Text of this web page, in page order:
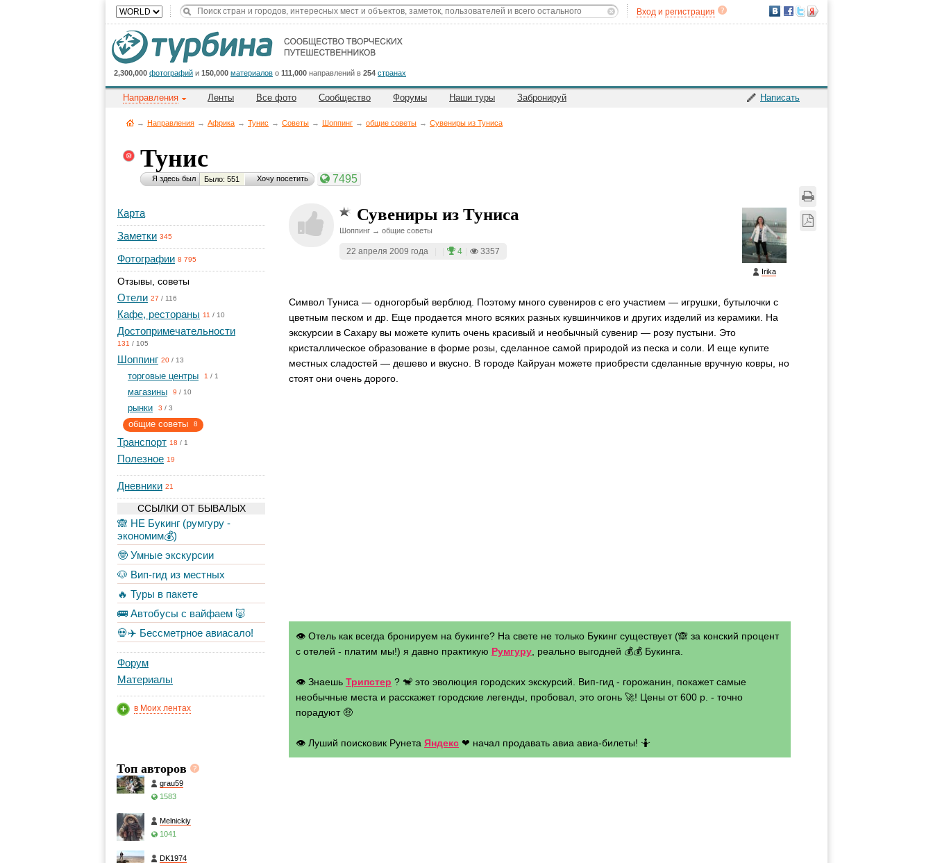
Вход и регистрация
2,300,000 фотографий и 150,000 материалов о 111,000 направлений в 254 странах
Написать
Направления Ленты Все фото Сообщество Форумы Наши туры Забронируй
→ Направления → Африка → Тунис → Советы → Шоппинг → общие советы → Сувениры из Туниса
Тунис
Я здесь был Было: 551 Хочу посетить 7495
Карта
Заметки 345
Фотографии 8 795
Отзывы, советы
Отели 27 / 116
Кафе, рестораны 11 / 10
Достопримечательности
131 / 105
Шоппинг 20 / 13
торговые центры 1 / 1
магазины 9 / 10
рынки 3 / 3
общие советы 8
Транспорт 18 / 1
Полезное 19
Дневники 21
ССЫЛКИ ОТ БЫВАЛЫХ
🙈 НЕ Букинг (румгуру -
экономим💰)
🤓 Умные экскурсии
🐶 Вип-гид из местных
🔥 Туры в пакете
🚌 Автобусы с вайфаем 🐷
💀✈️ Бессметрное авиасало!
Форум
Материалы
в Моих лентах
Топ авторов
grau59
1583
Melnickiy
1041
DK1974
Irika
Сувениры из Туниса
Шоппинг → общие советы
22 апреля 2009 года 4 3357
Символ Туниса — одногорбый верблюд. Поэтому много сувениров с его участием — игрушки, бутылочки с
цветным песком и др. Еще продается много всяких разных кувшинчиков и других изделий из керамики. На
экскурсии в Сахару вы можете купить очень красивый и необычный сувенир — розу пустыни. Это
кристаллическое образование в форме розы, сделанное самой природой из песка и соли. И еще купите
местных сладостей — дешево и вкусно. В городе Кайруан можете приобрести сделанные вручную ковры, но
стоят они очень дорого.
👁 Отель как всегда бронируем на букинге? На свете не только Букинг существует (🙈 за конский процент
с отелей - платим мы!) я давно практикую Румгуру , реально выгодней 💰💰 Букинга.
👁 Знаешь Трипстер ? 🐒 это эволюция городских экскурсий. Вип-гид - горожанин, покажет самые
необычные места и расскажет городские легенды, пробовал, это огонь 🚀! Цены от 600 р. - точно
порадуют 🤑
👁 Луший поисковик Рунета Яндекс ❤ начал продавать авиа авиа-билеты! 🤷